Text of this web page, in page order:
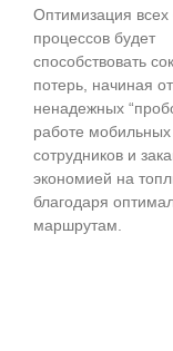
Оптимизация всех
процессов будет
способствовать
потерь, начиная от
ненадежных
работе мобильных
сотрудников и
экономией на
благодаря
маршрутам.